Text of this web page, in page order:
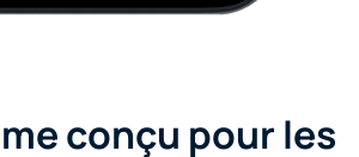
conçu pour les